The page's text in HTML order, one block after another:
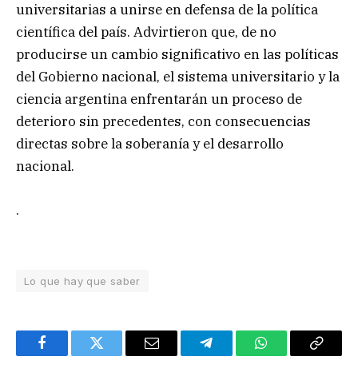
universitarias a unirse en defensa de la política
científica del país. Advirtieron que, de no
producirse un cambio significativo en las políticas
del Gobierno nacional, el sistema universitario y la
ciencia argentina enfrentarán un proceso de
deterioro sin precedentes, con consecuencias
directas sobre la soberanía y el desarrollo
nacional.
.
Lo que hay que saber
FacebookTwitter Email TelegramWhatsAppCopy